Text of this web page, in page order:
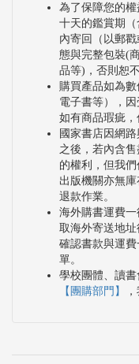
為了保障您的
十天的鑑賞期
內寄回（以郵
態與完整包裝(
品等)，否則恕
購買產品如為數
電子書等），因
如有商品瑕疵，
國家書店因網
之後，若內含
的權利，但我
出版機關亦無
退款作業。
海外購書運費
取海外寄送地址
確認書款與運
單。
學校團體、讀
【團購部門】